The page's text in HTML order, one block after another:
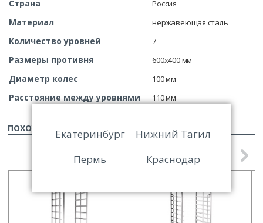
Страна Россия
Материал нержавеющая сталь
Количество уровней 7
Размеры противня 600х400 мм
Диаметр колес 100 мм
Расстояние между уровнями 110 мм
ПОХОЖИЕ ТОВАРЫЕкатеринбург
Нижний Тагил
Пермь
Краснодар